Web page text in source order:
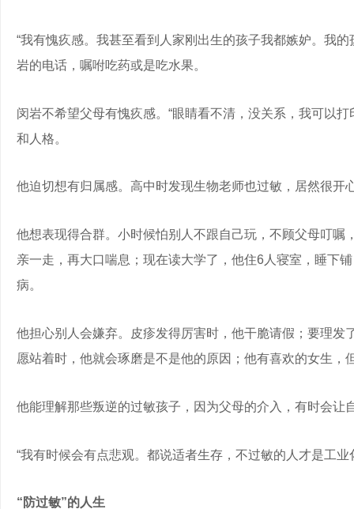
“我有愧疚感。我甚至看到人家刚出生的孩子我都嫉妒。我
岩的电话，嘱咐吃药或是吃水果。
闵岩不希望父母有愧疚感。“眼睛看不清，没关系，我可以
和人格。
他迫切想有归属感。高中时发现生物老师也过敏，居然很开
他想表现得合群。小时候怕别人不跟自己玩，不顾父母叮
亲一走，再大口喘息；现在读大学了，他住6人寝室，睡下
病。
他担心别人会嫌弃。皮疹发得厉害时，他干脆请假；要理
愿站着时，他就会琢磨是不是他的原因；他有喜欢的女生
他能理解那些叛逆的过敏孩子，因为父母的介入，有时会让
“我有时候会有点悲观。都说适者生存，不过敏的人才是工
“防过敏”的人生